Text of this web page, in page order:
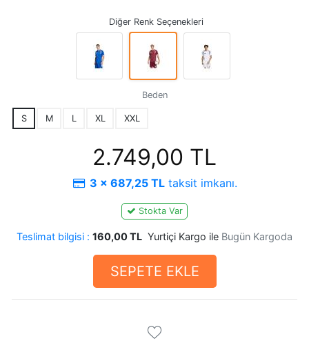
Diğer Renk Seçenekleri
Beden
S M L XL XXL
2.749,00 TL
3 x 687,25 TLtaksit imkanı.
Stokta Var
Teslimat bilgisi : 160,00 TL Yurtiçi Kargo ile Bugün Kargoda
SEPETE EKLE